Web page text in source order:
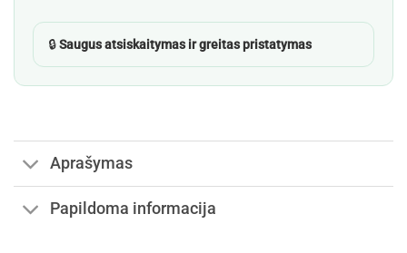
🔒Saugus atsiskaitymas ir greitas pristatymas
Aprašymas
Papildoma informacija